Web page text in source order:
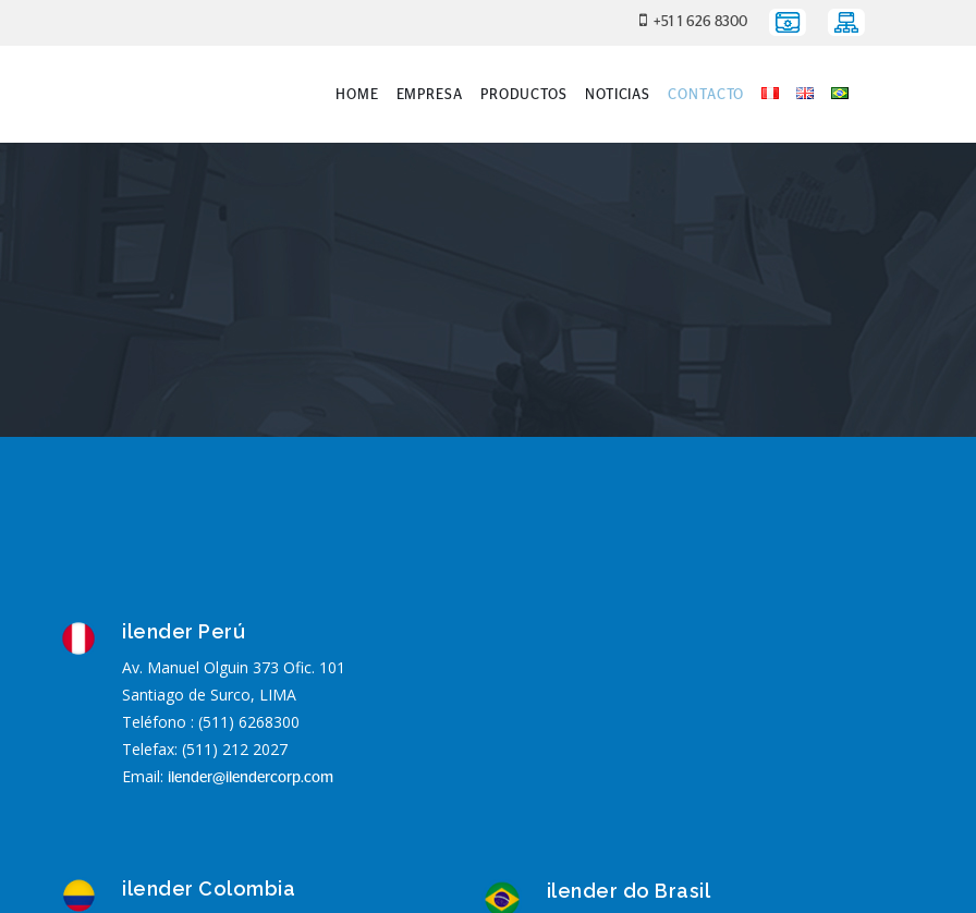
+51 1 626 8300
HOME EMPRESA PRODUCTOS NOTICIAS CONTACTO
ilender Perú
Av. Manuel Olguin 373 Ofic. 101
Santiago de Surco, LIMA
Teléfono : (511) 6268300
Telefax: (511) 212 2027
Email: ilender@ilendercorp.com
ilender Colombia ilender do Brasil